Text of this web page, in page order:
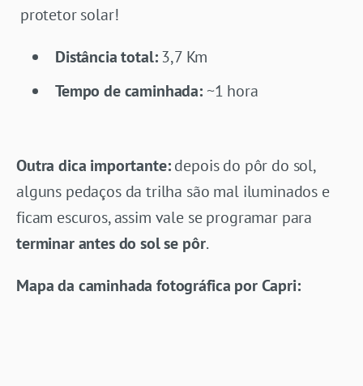
protetor solar!
Distância total:3,7 Km
Tempo de caminhada:~1 hora
Outra dica importante:depois do pôr do sol,
alguns pedaços da trilha são mal iluminados e
ficam escuros, assim vale se programar para
terminar antes do sol se pôr.
Mapa da caminhada fotográfica por Capri: